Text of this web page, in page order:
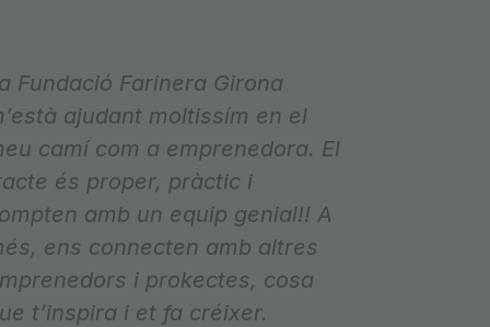
Fundació Farinera Girona
ajudant moltissím en el
camí com a emprenedora. El
és proper, pràctic i
amb un equip genial!! A
ens connecten amb altres
i prokectes, cosa
t’inspira i et fa créixer.